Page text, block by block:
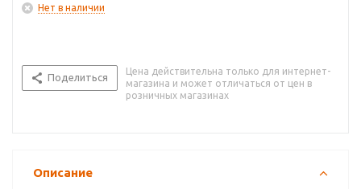
Нет в наличии
Поделиться
Цена действительна только для интернет-
магазина и может отличаться от цен в
розничных магазинах
Описание